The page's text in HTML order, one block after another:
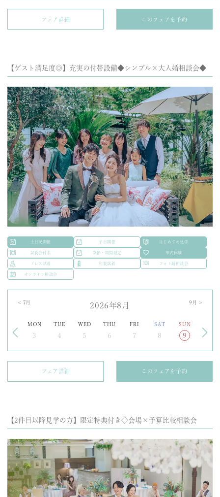
フェア詳細 このフェアを予約
【ゲスト満足度◎】充実の付帯設備◆シンプル×大人婚相談会◆
土日祝開催 平日開催 はじめての見学
試食会付き 季節・期間限定 挙式体験
ドレス試着 和装試着 フォト婚相談会
オンライン相談会
2026年8月
MON TUE WED THU FRI SAT SUN
3 4 5 6 7 8 9
9 月 >
< 7 月
フェア詳細 このフェアを予約
【2件目以降見学の方】限定特典付き◇会場×予算比較相談会